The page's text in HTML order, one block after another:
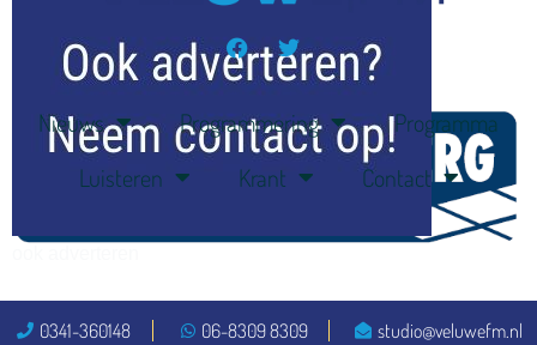
Nieuws Programmering
Programma
Luisteren
Krant Contact
0341-360148 06-8309 8309
studio@veluwefm.nl